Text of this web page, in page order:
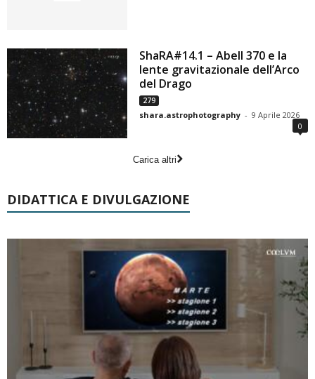
ShaRA#14.1 – Abell 370 e la
lente gravitazionale dell’Arco
del Drago
279
shara.astrophotography - 9 Aprile 2026
0
Carica altri
DIDATTICA E DIVULGAZIONE